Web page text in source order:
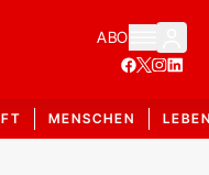
ABO
MENSCHEN